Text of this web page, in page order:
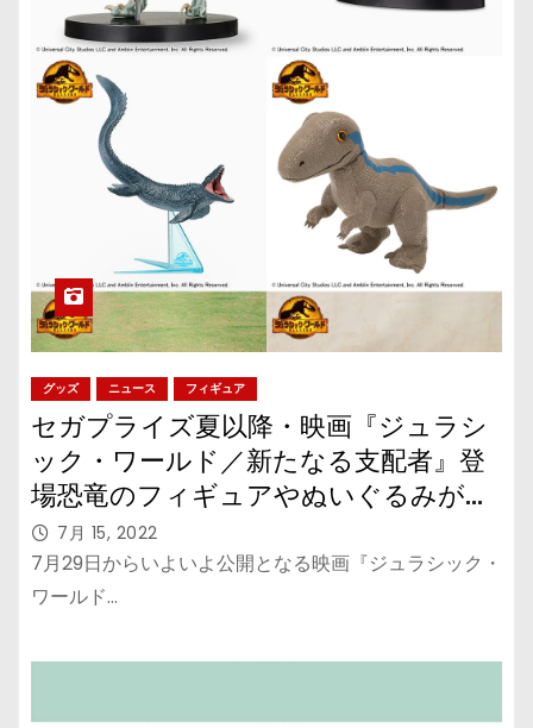
グッズ ニュース フィギュア
セガプライズ夏以降・映画『ジュラシ
ック・ワールド／新たなる支配者』登
場恐竜のフィギュアやぬいぐるみが
続々！
7月 15, 2022
7月29日からいよいよ公開となる映画『ジュラシック・
ワールド…